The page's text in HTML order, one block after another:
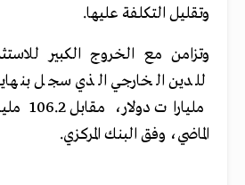
وتقليل التكلفة عليها.
وتزامن مع الخروج الكبير
الماضي، وفق البنك المركزي.